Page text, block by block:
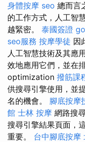
身體按摩 seo 總而言
的工作方式，人工智
越緊密。 泰國簽證
seo服務 按摩學徒 因
人工智慧技術及其應
效地應用它們，並在
optimization 撥筋課
供搜尋引擎使用，並
名的機會。 腳底按摩
館 士林 按摩 網路搜
搜尋引擎結果頁面，
重要。 台中腳底按摩